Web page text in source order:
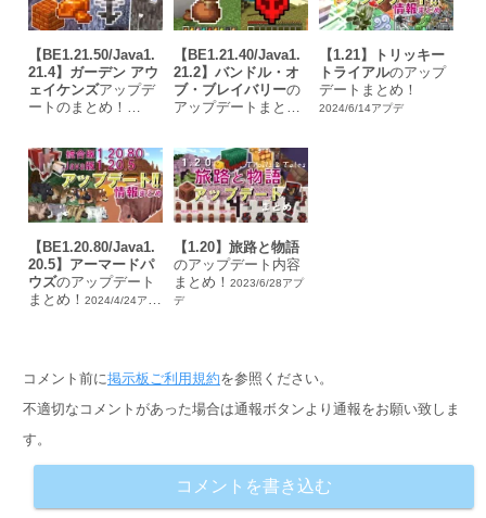
【BE1.21.50/Java1.
21.4】ガーデン アウ
ェイケンズアップデ
ートのまとめ！
【BE1.21.40/Java1.
21.2】バンドル・オ
ブ・ブレイバリーの
アップデートまと
【1.21】トリッキー
トライアルのアップ
デートまとめ！
2024/6/14アプデ
【BE1.20.80/Java1.
20.5】アーマードパ
ウズのアップデート
まとめ！ 2024/4/24アプ
【1.20】旅路と物語
のアップデート内容
まとめ！ 2023/6/28アプ
デ
コメント前に掲示板ご利用規約を参照ください。
不適切なコメントがあった場合は通報ボタンより通報をお願い致しま
す。
コメントを書き込む